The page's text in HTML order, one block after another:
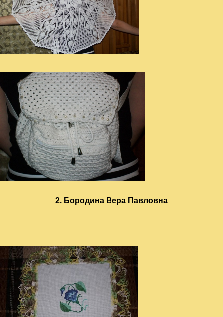
2. Бородина Вера Павловна